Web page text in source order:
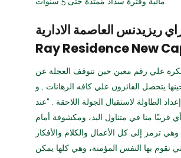
ريزيدنس العاصمة الادارية
Ray Residence New
علي رقم معين حين تتوقف العجلة عن
يتحصل الفائزون علي كافه الرهانات , و
الطاولة لاستقبال الجولة اللاحقة . “عند
أي قريبًا منا في متناول اليد، ومكشوفة أمام
ترمز إلى كل الأعمال والكلام والأفكار
تقوم بها النفس المؤمنة، وهي كلها يمكن